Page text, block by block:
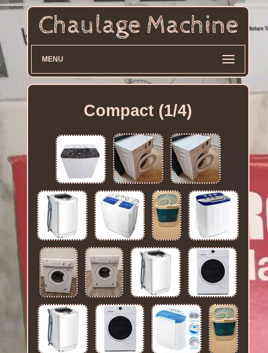
MENU
Compact (1/4)